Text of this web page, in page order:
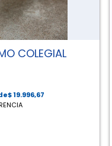
COLEGIAL